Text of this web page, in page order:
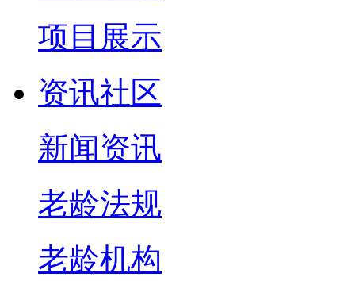
项目展示
资讯社区
新闻资讯
老龄法规
老龄机构